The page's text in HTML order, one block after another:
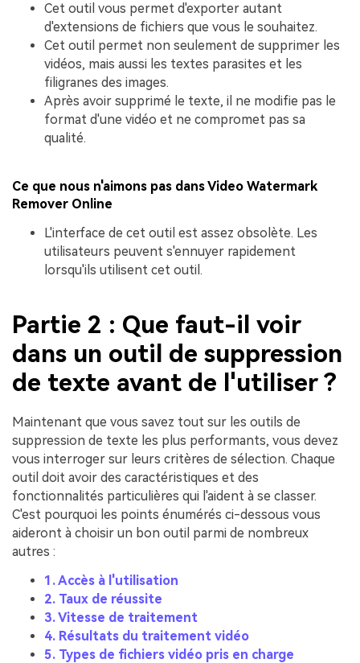
Cet outil vous permet d'exporter autant
d'extensions de fichiers que vous le souhaitez.
Cet outil permet non seulement de supprimer les
vidéos, mais aussi les textes parasites et les
filigranes des images.
Après avoir supprimé le texte, il ne modifie pas le
format d'une vidéo et ne compromet pas sa
qualité.
Ce que nous n'aimons pas dans Video Watermark
Remover Online
L'interface de cet outil est assez obsolète. Les
utilisateurs peuvent s'ennuyer rapidement
lorsqu'ils utilisent cet outil.
Partie 2 : Que faut-il voir
dans un outil de suppression
de texte avant de l'utiliser ?
Maintenant que vous savez tout sur les outils de
suppression de texte les plus performants, vous devez
vous interroger sur leurs critères de sélection. Chaque
outil doit avoir des caractéristiques et des
fonctionnalités particulières qui l'aident à se classer.
C'est pourquoi les points énumérés ci-dessous vous
aideront à choisir un bon outil parmi de nombreux
autres :
1. Accès à l'utilisation
2. Taux de réussite
3. Vitesse de traitement
4. Résultats du traitement vidéo
5. Types de fichiers vidéo pris en charge